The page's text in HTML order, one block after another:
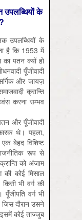
उपलब्धियों के
उपलब्धियों के
है कि 1953 में
का पतन क्यों हो
पूँजीवादी
और जायज़
क्रान्ति
करना सम्भव
और पूँजीवादी
थे। पहला,
बेहद विशिष्ट
रूप से
को अंजाम
की कोई मिसाल
भी वर्ग की
वर्ग भी
जिस दौरान उसने
कोई ताज्जुब